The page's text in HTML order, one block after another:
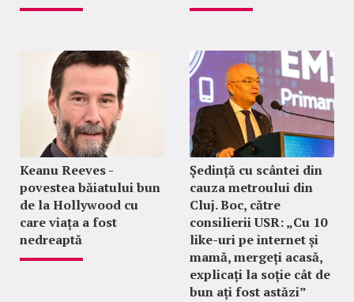
Keanu Reeves -
povestea băiatului bun
de la Hollywood cu
care viața a fost
nedreaptă
Ședință cu scântei din
cauza metroului din
Cluj. Boc, către
consilierii USR: „Cu 10
like-uri pe internet și
mamă, mergeți acasă,
explicați la soție cât de
bun ați fost astăzi”